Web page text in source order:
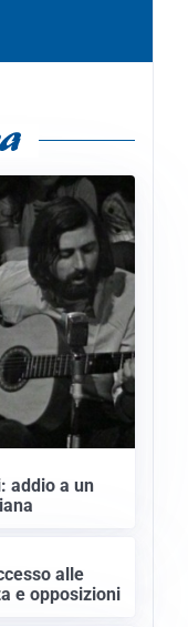
addio a un
alle
e opposizioni